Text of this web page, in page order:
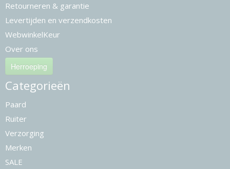
Retourneren & garantie
Levertijden en verzendkosten
WebwinkelKeur
Over ons
Herroeping
Categorieën
Paard
Ruiter
Verzorging
Merken
SALE